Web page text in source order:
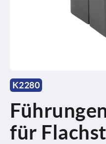
K2280
für